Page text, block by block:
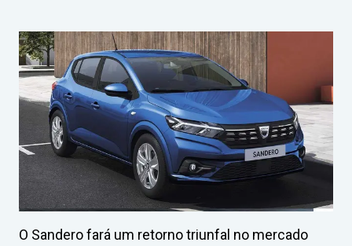
O Sandero fará um retorno triunfal no mercado